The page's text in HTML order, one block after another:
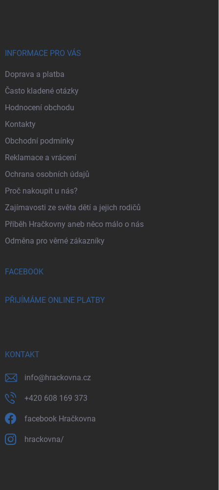
INFORMACE PRO VÁS
Doprava a platba
Často kladené otázky
Hodnocení obchodu
Kontakty
Obchodní podmínky
Reklamace a vrácení
Ochrana osobních údajů
Proč nakoupit u nás?
Zajímavosti ze světa dětí a jejich rodičů
Příběh Hračkovny aneb něco málo o nás
Odměna pro věrné zákazníky
FACEBOOK
PŘIJÍMÁME ONLINE PLATBY
KONTAKT
info@hrackovna.cz
+420 608 169 373
facebook Hračkovna
hrackovna/